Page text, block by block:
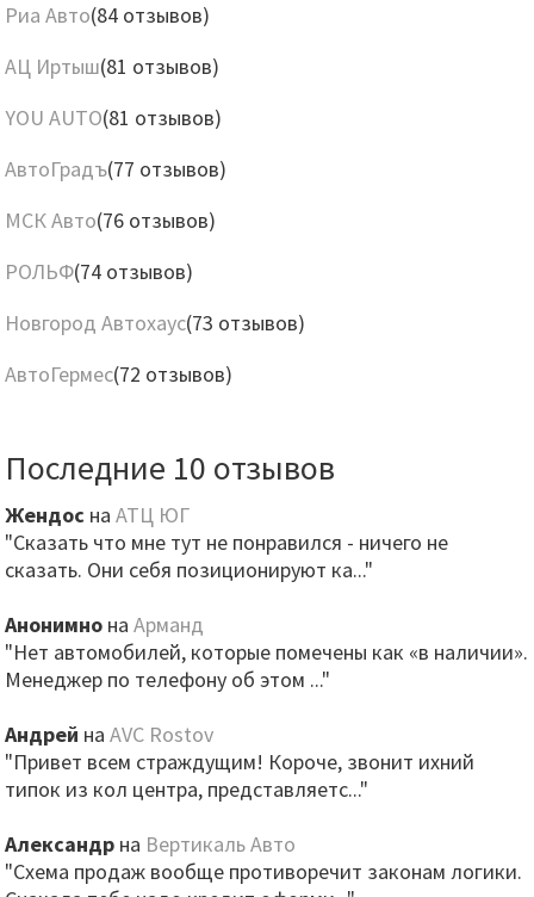
Риа Авто(84 отзывов)
АЦ Иртыш(81 отзывов)
YOU AUTO(81 отзывов)
АвтоГрадъ(77 отзывов)
МСК Авто(76 отзывов)
РОЛЬФ(74 отзывов)
Новгород Автохаус(73 отзывов)
АвтоГермес(72 отзывов)
Последние 10 отзывов
Жендос наАТЦ ЮГ
"Сказать что мне тут не понравился - ничего не
сказать. Они себя позиционируют ка..."
Анонимно наАрманд
"Нет автомобилей, которые помечены как «в наличии».
Менеджер по телефону об этом ..."
Андрей наAVC Rostov
"Привет всем страждущим! Короче, звонит ихний
типок из кол центра, представляетс..."
Александр на Вертикаль Авто
"Схема продаж вообще противоречит законам логики.